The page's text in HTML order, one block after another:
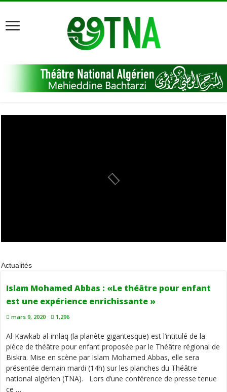
Actualités
Islam Mohamed Abbas : «Le théâtre pour enfant
est une expérience enrichissante »
mars 9, 2020 1,296
Al-Kawkab al-imlaq (la planète gigantesque) est l’intitulé de la
pièce de théâtre pour enfant proposée par le Théâtre régional de
Biskra. Mise en scène par Islam Mohamed Abbas, elle sera
présentée demain mardi (14h) sur les planches du Théâtre
national algérien (TNA). Lors d’une conférence de presse tenue
ce …